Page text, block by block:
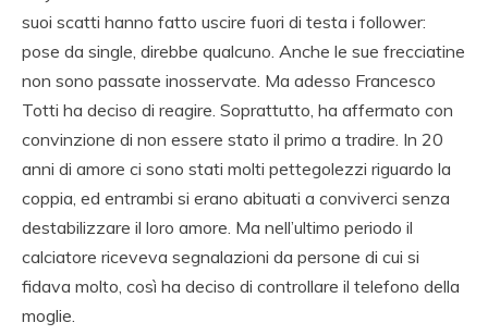
suoi scatti hanno fatto uscire fuori di testa i follower:
pose da single, direbbe qualcuno. Anche le sue frecciatine
non sono passate inosservate. Ma adesso Francesco
Totti ha deciso di reagire. Soprattutto, ha affermato con
convinzione di non essere stato il primo a tradire. In 20
anni di amore ci sono stati molti pettegolezzi riguardo la
coppia, ed entrambi si erano abituati a conviverci senza
destabilizzare il loro amore. Ma nell’ultimo periodo il
calciatore riceveva segnalazioni da persone di cui si
fidava molto, così ha deciso di controllare il telefono della
moglie.